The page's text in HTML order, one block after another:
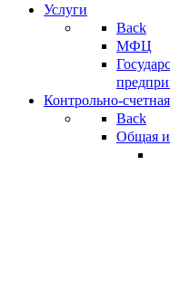
Услуги
Back
МФЦ
Контрольно-
Back
Общая